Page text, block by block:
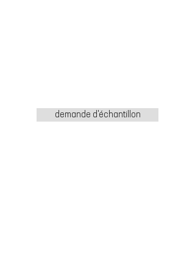
demande d'échantillon